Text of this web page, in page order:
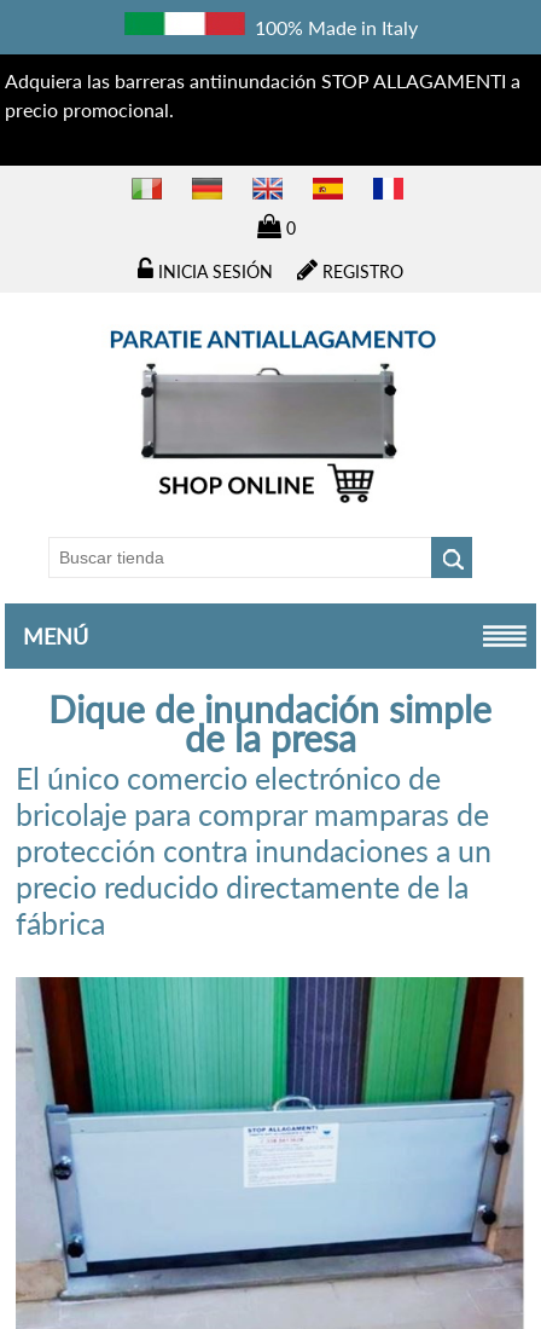
100% Made in Italy
Adquiera las barreras antiinundación STOP ALLAGAMENTI a
precio promocional.
0
REGISTRO
INICIA SESIÓN
MENÚ
Dique de inundación simple
de la presa
El único comercio electrónico de
bricolaje para comprar mamparas de
protección contra inundaciones a un
precio reducido directamente de la
fábrica